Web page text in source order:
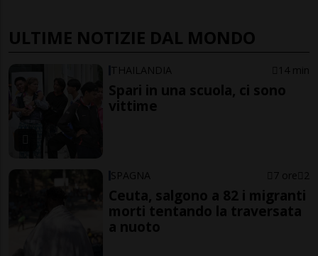
ULTIME NOTIZIE DAL MONDO
THAILANDIA 14 min
Spari in una scuola, ci sono
vittime
SPAGNA 7 ore 2
Ceuta, salgono a 82 i migranti
morti tentando la traversata
a nuoto